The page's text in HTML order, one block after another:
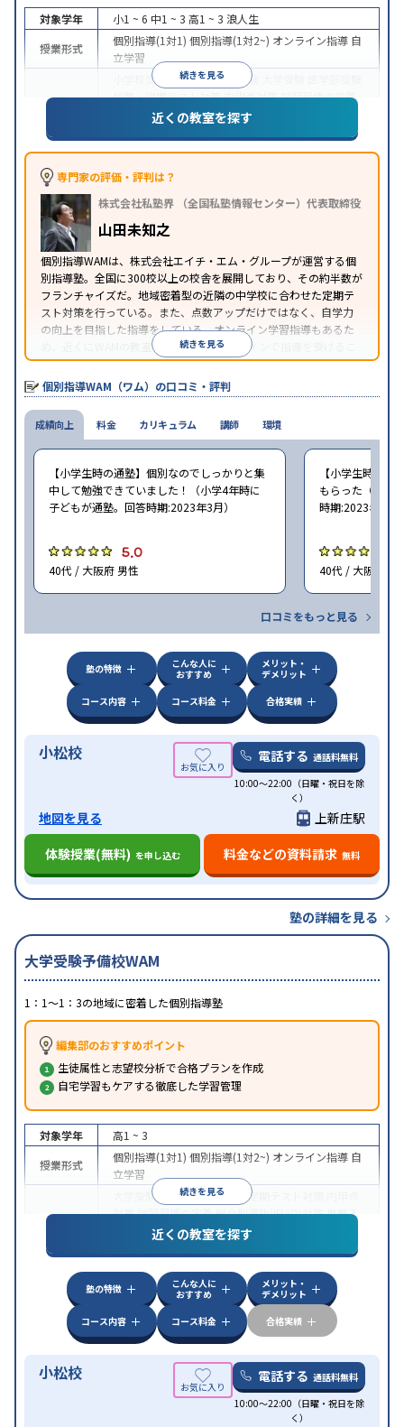
続きを見る
対象学年 小1 ~ 6 中1 ~ 3 高1 ~ 3 浪人生
授業形式
個別指導(1対1) 個別指導(1対2~) オンライン指導 自
立学習
小学校受験 中学受験 高校受験
授業・定期テスト対策内申点対策学習習慣の定着
総合型選抜(旧AO)対策推薦入試対策
数学特化
特徴
中高一貫校生に対応
応
1科目から受講可能
※2023年3月調査。小学校高学年の個別指導塾アンケート調査方法を参
近くの教室を探す
専門家の評価・評判は？
株式会社私塾界 （全国私塾情報センター）代表取締役
山田未知之
個別指導WAMは、株式会社エイチ・エム・グループが運営する個
別指導塾。全国に300校以上の校舎を展開しており、その約半数が
フランチャイズだ。地域密着型の近隣の中学校に合わせた定期テ
スト対策を行っている。また、点数アップだけではなく、自学力
の向上を目指した指導をしている。オンライン学習指導もあるた
め、近くにWAMの教室がなくても、オンラインで指導を受けるこ
とができる。
続きを見る
個別指導WAM（ワム）の口コミ・評判
成績向上
【小学生時の通塾】個別なのでしっかりと集
中して勉強できていました！（小学4年時に
子どもが通塾。回答時期:2023年3月）
5.0
40代 / 大阪府 男性
【小学生時の通
もらった（小学
時期:2023年3月
40代 / 大阪府 女
口コミをもっと見る
料金 カリキュラム 講師 環境
塾の特徴
こんな人に
おすすめ
メリット・
デメリット
コース内容
コース料金 合格実績
小松校 電話する 通話料無料
10:00～22:00（日曜・祝日を除
く）
地図を見る
上新庄駅
体験授業(無料) を申し込む 料金などの資料請求 無料
塾の詳細を見る
大学受験予備校WAM
1：1～1：3の地域に密着した個別指導塾
編集部のおすすめポイント
生徒属性と志望校分析で合格プランを作成
自宅学習もケアする徹底した学習管理
続きを見る
対象学年
高1 ~ 3
授業形式
個別指導(1対1) 個別指導(1対2~) オンライン指導 自
立学習
大学受験 医学部受験 授業・定期テスト対策
対策学習習慣の定着総合型選抜(旧AO)対策推薦入
学校別特化対策 国公立大対策
特徴
授業の振替可能オンライン対応1科目から受講可能
季節講習のみの受講可
近くの教室を探す
塾の特徴
こんな人に
おすすめ
メリット・
デメリット
コース内容
コース料金 合格実績
小松校 電話する 通話料無料
10:00～22:00（日曜・祝日を除
く）